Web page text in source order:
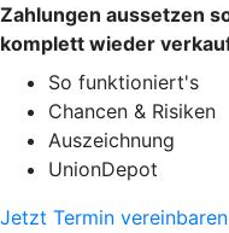
Zahlungen aussetzen
komplett wieder
So funktioniert's
Chancen & Risiken
Auszeichnung
UnionDepot
Jetzt Termin vereinbaren